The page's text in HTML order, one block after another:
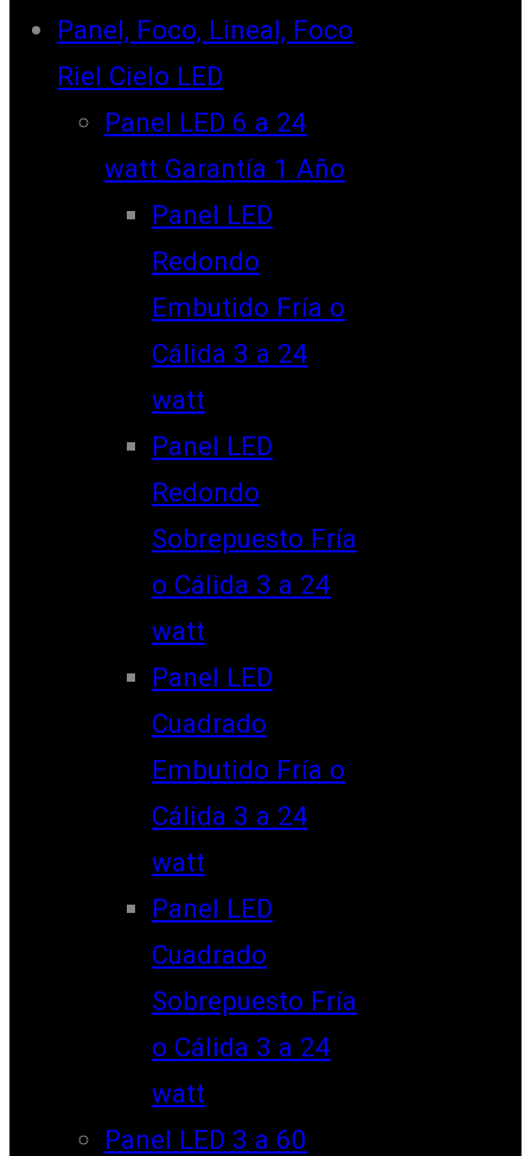
Panel, Foco, Lineal, Foco
Riel Cielo LED
Panel LED 6 a 24
watt Garantía 1 Año
Panel LED
Redondo
Embutido Fría o
Cálida 3 a 24
watt
Panel LED
Redondo
Sobrepuesto Fría
o Cálida 3 a 24
watt
Panel LED
Cuadrado
Embutido Fría o
Cálida 3 a 24
watt
Panel LED
Cuadrado
Sobrepuesto Fría
o Cálida 3 a 24
watt
Panel LED 3 a 60